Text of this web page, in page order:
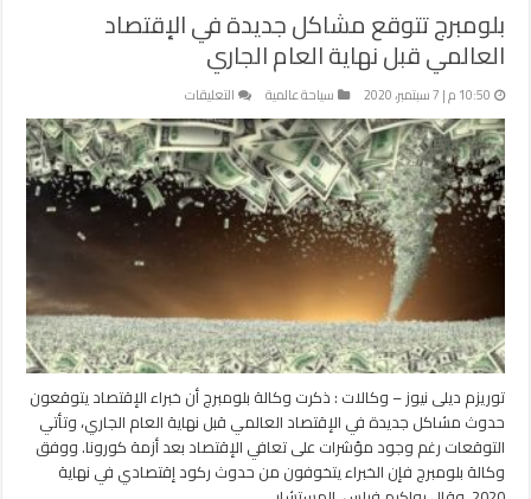
بلومبرج تتوقع مشاكل جديدة في الإقتصاد
العالمي قبل نهاية العام الجاري
10:50 م | 7 سبتمبر، 2020 سياحة عالمية التعليقات
بلومبرج
تتوقع
مشاكل
جديدة
في
الإقتصاد
العالمي
نهاية
العام
الجاري
مغلقة
توريزم ديلى نيوز – وكالات : ذكرت وكالة بلومبرج أن خبراء الإقتصاد يتوقعون
حدوث مشاكل جديدة في الإقتصاد العالمي قبل نهاية العام الجاري، وتأتي
التوقعات رغم وجود مؤشرات على تعافي الإقتصاد بعد أزمة كورونا. ووفق
وكالة بلومبرج فإن الخبراء يتخوفون من حدوث ركود إقتصادي في نهاية